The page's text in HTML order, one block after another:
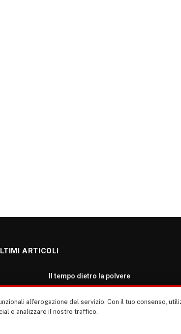
ARTICOLI
Il tempo dietro la polvere
all'erogazione del servizio. Con il tuo consenso,
e analizzare il nostro traffico.